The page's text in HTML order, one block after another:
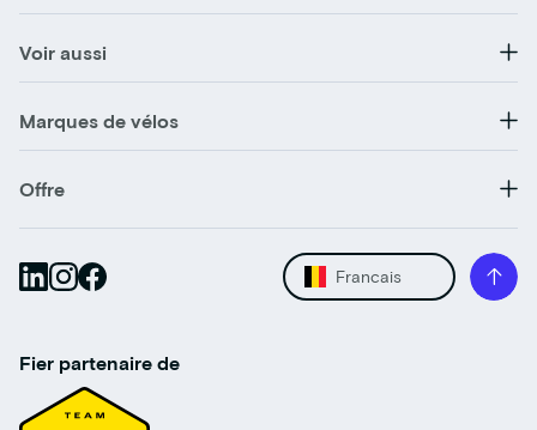
Voir aussi
Marques de vélos
Offre
Francais
Fier partenaire de